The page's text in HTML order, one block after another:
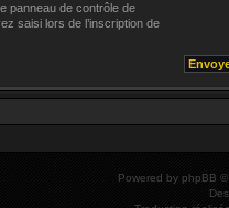
panneau de contrôle de
saisi lors de l’inscription de
Powered by phpBB ©